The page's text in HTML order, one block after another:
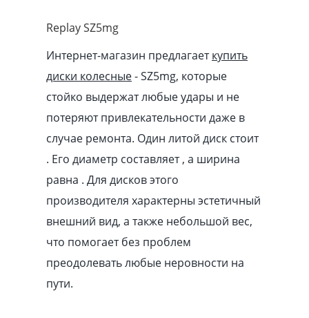
Replay SZ5mg
Интернет-магазин предлагаеткупить
диски колесные- SZ5mg, которые
стойко выдержат любые удары и не
потеряют привлекательности даже в
случае ремонта. Один литой диск стоит
. Его диаметр составляет , а ширина
равна . Для дисков этого
производителя характерны эстетичный
внешний вид, а также небольшой вес,
что помогает без проблем
преодолевать любые неровности на
пути.